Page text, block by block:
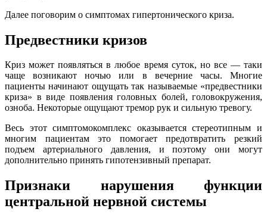
Далее поговорим о симптомах гипертонического криза.
Предвестники кризов
Криз может появляться в любое время суток, но все — таки
чаще возникают ночью или в вечерние часы. Многие
пациенты начинают ощущать так называемые «предвестники
криза» в виде появления головных болей, головокружения,
озноба. Некоторые ощущают тремор рук и сильную тревогу.
Весь этот симптомокомплекс оказывается стереотипным и
многим пациентам это помогает предотвратить резкий
подъем артериального давления, и поэтому они могут
дополнительно принять гипотензивный препарат.
Признаки нарушения функции
центральной нервной системы